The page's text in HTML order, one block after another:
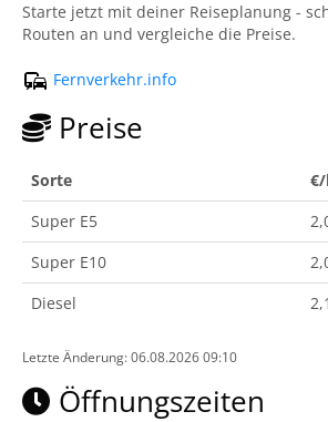
Starte jetzt mit deiner Reiseplanung -
Routen an und vergleiche die Preise.
Fernverkehr.info
Preise
Sorte
Super E5
Super E10
Diesel
Letzte Änderung: 06.08.2026 09:10
Öffnungszeiten